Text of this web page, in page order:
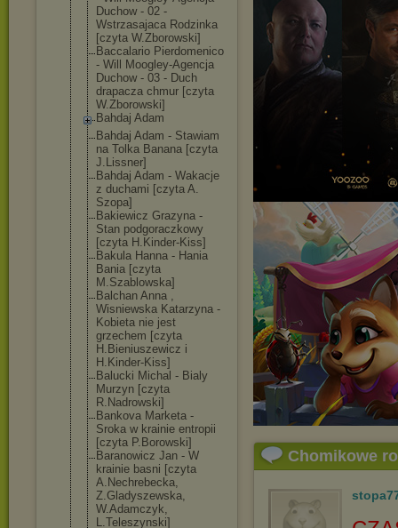
Duchow - 02 -
Wstrzasajaca Rodzinka
[czyta W.Zborowski]
Baccalario Pierdomenico
- Will Moogley-Agencja
Duchow - 03 - Duch
drapacza chmur [czyta
W.Zborowski]
Bahdaj Adam
Bahdaj Adam - Stawiam
na Tolka Banana [czyta
J.Lissner]
Bahdaj Adam - Wakacje
z duchami [czyta A.
Szopa]
Bakiewicz Grazyna -
Stan podgoraczkowy
[czyta H.Kinder-Kiss]
Bakula Hanna - Hania
Bania [czyta
M.Szablowska]
Balchan Anna ,
Wisniewska Katarzyna -
Kobieta nie jest
grzechem [czyta
H.Bieniuszewicz i
H.Kinder-Kiss]
Balucki Michal - Bialy
Murzyn [czyta
R.Nadrowski]
Bankova Marketa -
Sroka w krainie entropii
[czyta P.Borowski]
Baranowicz Jan - W
krainie basni [czyta
A.Nechrebecka,
Z.Gladyszewska,
W.Adamczyk,
L.Teleszynski]
Chomikowe